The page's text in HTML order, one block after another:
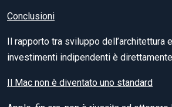
Conclusioni
Il rapporto tra sviluppo dell’architettura
investimenti indipendenti è
Il Mac non è diventato uno standard